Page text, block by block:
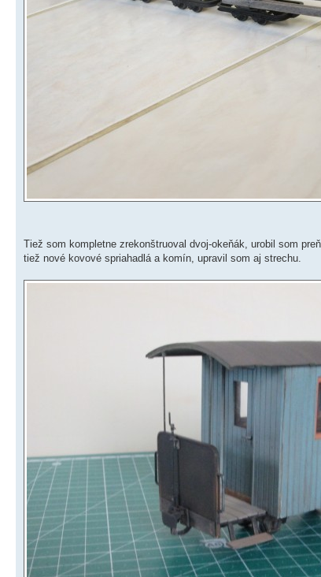
Tiež som kompletne zrekonštruoval dvoj-okeňák, urobil som
tiež nové kovové spriahadlá a komín, upravil som aj strechu.